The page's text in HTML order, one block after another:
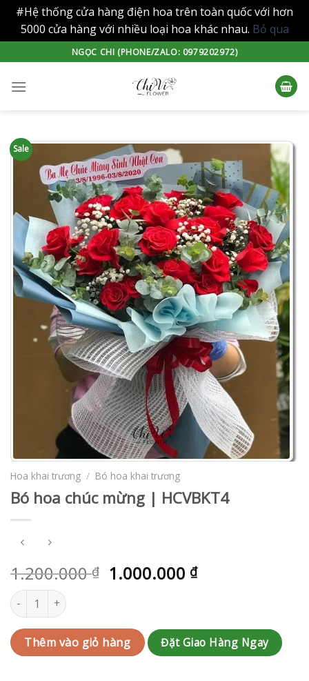
#Hệ thống cửa hàng điện hoa trên toàn quốc với hơn
5000 cửa hàng với nhiều loại hoa khác nhau. Bỏ qua
to
content
NGỌC CHI (PHONE/ZALO: 0979202972)
Sale
Hoa khai trương / Bó hoa khai trương
Bó hoa chúc mừng | HCVBKT4
1.200.000₫ 1.000.000 ₫
Bó hoa chúc mừng | HCVBKT4 số lượng
Thêm vào giỏ hàng Đặt Giao Hàng Ngay